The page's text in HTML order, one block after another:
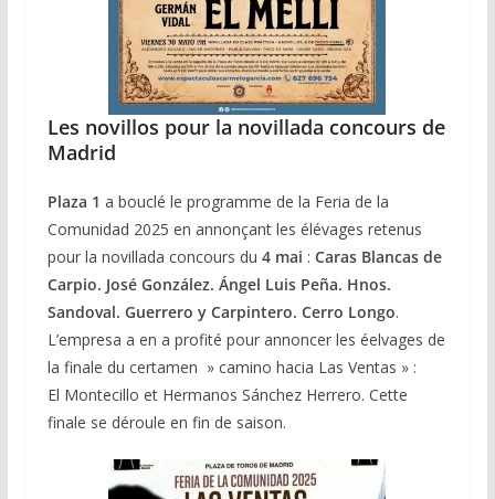
Les novillos pour la novillada concours de
Madrid
Plaza 1 a bouclé le programme de la Feria de la
Comunidad 2025 en annonçant les élévages retenus
pour la novillada concours du 4 mai : Caras Blancas de
Carpio. José González. Ángel Luis Peña. Hnos.
Sandoval. Guerrero y Carpintero. Cerro Longo.
L’empresa a en a profité pour annoncer les éelvages de
la finale du certamen » camino hacia Las Ventas » :
El Montecillo et Hermanos Sánchez Herrero. Cette
finale se déroule en fin de saison.